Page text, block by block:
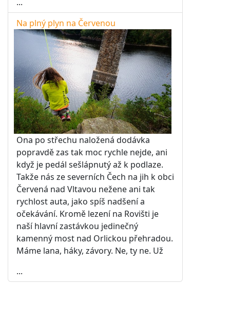
...
Na plný plyn na Červenou
Ona po střechu naložená dodávka
popravdě zas tak moc rychle nejde, ani
když je pedál sešlápnutý až k podlaze.
Takže nás ze severních Čech na jih k obci
Červená nad Vltavou nežene ani tak
rychlost auta, jako spíš nadšení a
očekávání. Kromě lezení na Rovišti je
naší hlavní zastávkou jedinečný
kamenný most nad Orlickou přehradou.
Máme lana, háky, závory. Ne, ty ne. Už
...